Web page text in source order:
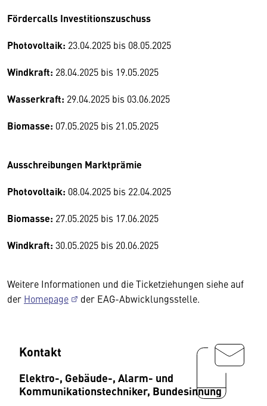
Fördercalls Investitionszuschuss
Photovoltaik: 23.04.2025 bis 08.05.2025
Windkraft: 28.04.2025 bis 19.05.2025
Wasserkraft: 29.04.2025 bis 03.06.2025
Biomasse: 07.05.2025 bis 21.05.2025
Ausschreibungen Marktprämie
Photovoltaik: 08.04.2025 bis 22.04.2025
Biomasse: 27.05.2025 bis 17.06.2025
Windkraft: 30.05.2025 bis 20.06.2025
Weitere Informationen und die Ticketziehungen siehe auf
der Homepage der EAG-Abwicklungsstelle.
Kontakt
Elektro-, Gebäude-, Alarm- und
Kommunikationstechniker, Bundesinnung